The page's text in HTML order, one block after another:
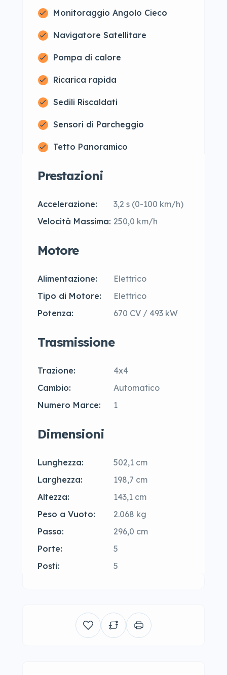
Monitoraggio Angolo Cieco
Navigatore Satellitare
Pompa di calore
Ricarica rapida
Sedili Riscaldati
Sensori di Parcheggio
Tetto Panoramico
Prestazioni
Accelerazione:
3,2 s (0-100 km/h)
Velocità Massima: 250,0 km/h
Motore
Alimentazione:
Elettrico
Tipo di Motore:
Elettrico
Potenza:
670 CV / 493 kW
Trasmissione
Trazione:
4x4
Cambio:
Automatico
Numero Marce:
1
Dimensioni
Lunghezza:
502,1 cm
Larghezza:
198,7 cm
Altezza:
143,1 cm
Peso a Vuoto:
2.068 kg
Passo:
296,0 cm
Porte:
5
Posti:
5